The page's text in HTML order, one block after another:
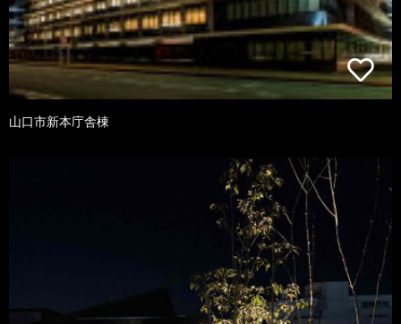
山口市新本庁舎棟